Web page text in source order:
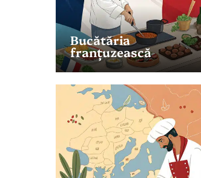
Bucătăria
franțuzească